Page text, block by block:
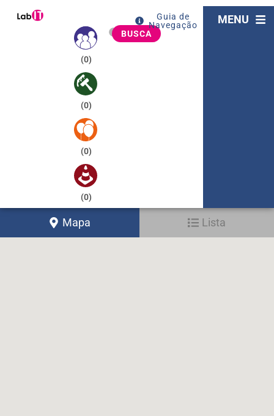
(0)
(0)
(0)
(0)
BUSCA
Guia de
Navegação
MENU
Mapa Lista